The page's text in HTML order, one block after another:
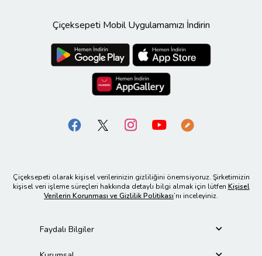
Çiçeksepeti Mobil Uygulamamızı İndirin
Çiçeksepeti olarak kişisel verilerinizin gizliliğini önemsiyoruz. Şirketimizin
kişisel veri işleme süreçleri hakkında detaylı bilgi almak için lütfen Kişisel
Verilerin Korunması ve Gizlilik Politikası’nı inceleyiniz.
Faydalı Bilgiler